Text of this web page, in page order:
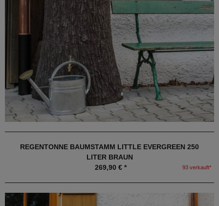
REGENTONNE BAUMSTAMM LITTLE EVERGREEN 250
LITER BRAUN
269,90 € *
93 verkauft*